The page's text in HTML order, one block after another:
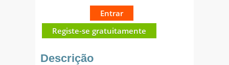
Entrar
Registe-se gratuitamente
Descrição